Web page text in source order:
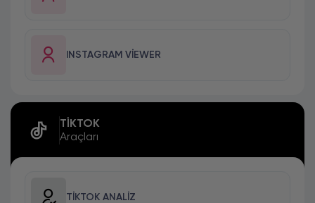
INSTAGRAM VIEWER
TIKTOK
Araçları
TIKTOK ANALIZ